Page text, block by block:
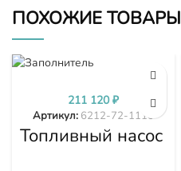
ПОХОЖИЕ ТОВАРЫ
Топливный насос
высокого
Артикул: 6212-72-1110
211 120₽